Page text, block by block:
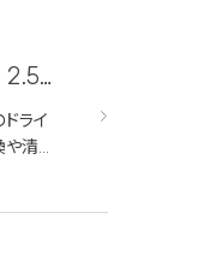
ライ
清掃